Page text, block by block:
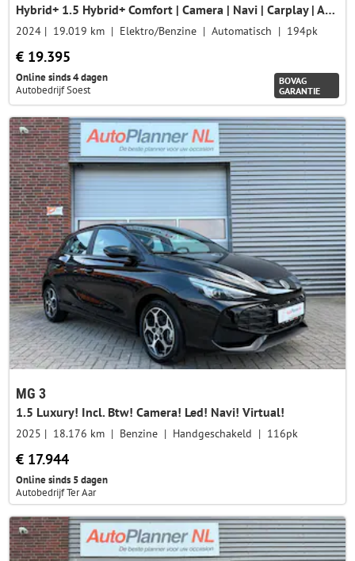
Hybrid+ 1.5 Hybrid+ Comfort | Camera | Navi | Carplay | ACC | Zondag Open!
2024 19.019 km Elektro/Benzine Automatisch 194pk
€ 19.395
Online sinds 4 dagen
Autobedrijf Soest
BOVAG
GARANTIE
MG 3
1.5 Luxury! Incl. Btw! Camera! Led! Navi! Virtual!
2025 18.176 km Benzine Handgeschakeld 116pk
€ 17.944
Online sinds 5 dagen
Autobedrijf Ter Aar